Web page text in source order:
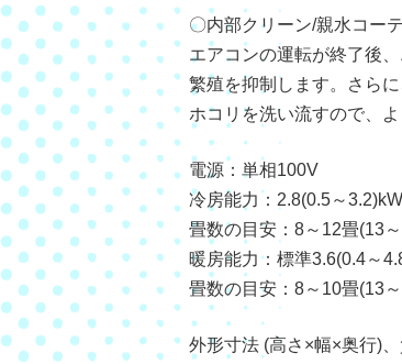
〇内部クリーン/親水コー
エアコンの運転が終了後
繁殖を抑制します。さら
ホコリを洗い流すので、よ
電源：単相100V
冷房能力：2.8(0.5～3.2)kW
畳数の目安：8～12畳(13
暖房能力：標準3.6(0.4～
畳数の目安：8～10畳(13
外形寸法 (高さ×幅×奥行)